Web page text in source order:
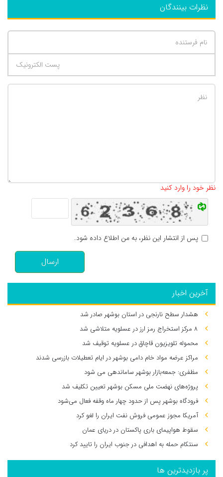
نظرات بینندگان
نظر خود را وارد کنید
پس از انتشار این نظر، به من اطلاع داده شود.
ارسال
آخرین اخبار
هشدار سطح نارنجی در استان بوشهر صادر شد
۸ مرکز استخراج رمز ارز در عسلویه متلاشی شد
محموله تلویزیون قاچاق در عسلویه توقیف شد
مراکز عرضه مواد خام دامی بوشهر در ایام تعطیلات بازرسی شدند
مظفری: جمعه‌بازار بوشهر ساماندهی می‌ شود
پروژه‌های نهضت ملی مسکن بوشهر تعیین تکلیف شد
فرودگاه بوشهر پس از حدود چهار ماه وقفه فعال می‌شود
آمریکا مجوز عمومی فروش نفت ایران را لغو کرد
سقوط هواپیمای باری پاکستان در دریای عمان
سنتکام حمله به اهدافی در جنوب ایران را تایید کرد
پر بازدیدترین ها